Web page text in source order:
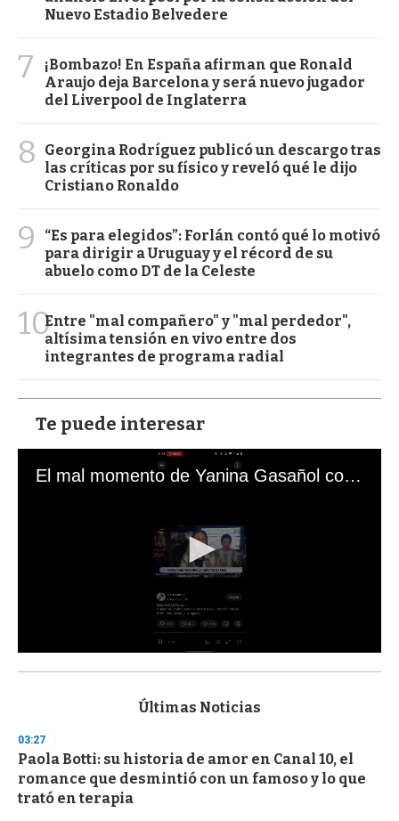
Nuevo Estadio Belvedere
7
¡Bombazo! En España afirman que Ronald
Araujo deja Barcelona y será nuevo jugador
del Liverpool de Inglaterra
8
Georgina Rodríguez publicó un descargo tras
las críticas por su físico y reveló qué le dijo
Cristiano Ronaldo
9
“Es para elegidos”: Forlán contó qué lo motivó
para dirigir a Uruguay y el récord de su
abuelo como DT de la Celeste
10Entre "mal compañero" y "mal perdedor",
altísima tensión en vivo entre dos
integrantes de programa radial
Te puede interesar
El mal momento de Yanina Gasañol con un hincha argentino en "Subrayado"
s
d
s
o
f
3
Últimas Noticias
03:27
Paola Botti: su historia de amor en Canal 10, el
romance que desmintió con un famoso y lo que
trató en terapia